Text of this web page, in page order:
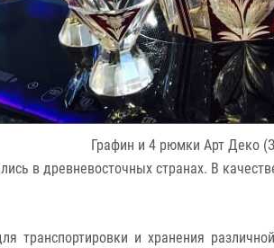
Графин и 4 рюмки Арт Деко
в древневосточных странах. В
транспортировки и хранения